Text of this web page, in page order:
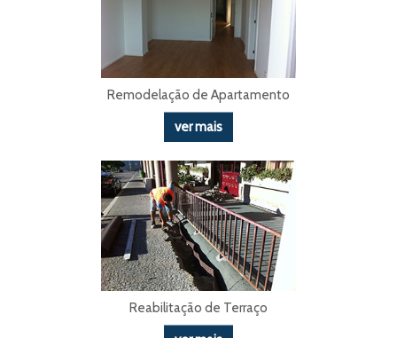
Remodelação de Apartamento
ver mais
Reabilitação de Terraço